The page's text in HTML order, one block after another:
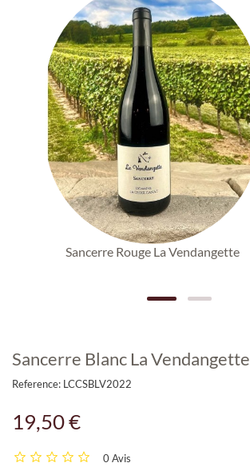
Sancerre Rouge La Vendangette
Sancerre Blanc La Vendangette
Reference: LCCSBLV2022
19,50 €
0 Avis